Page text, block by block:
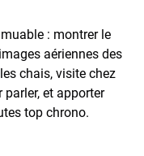
: montrer le
aériennes des
chais, visite chez
et apporter
top chrono.